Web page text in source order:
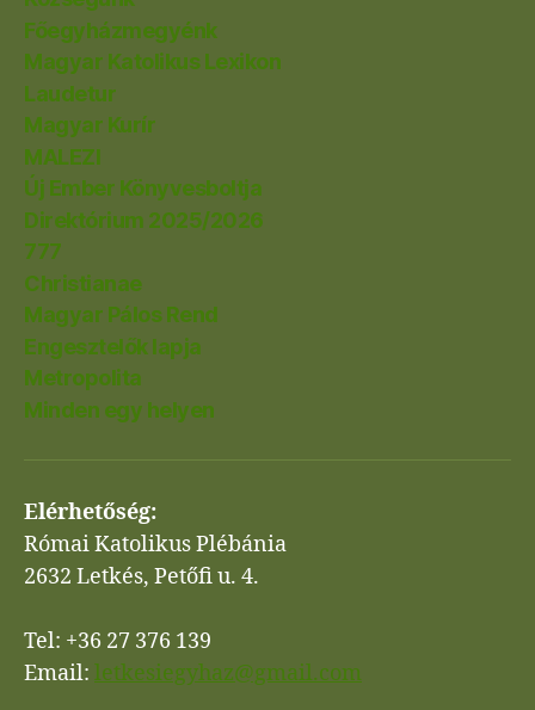
Főegyházmegyénk
Magyar Katolikus Lexikon
Laudetur
Magyar Kurír
MALEZI
Új Ember Könyvesboltja
Direktórium 2025/2026
777
Christianae
Magyar Pálos Rend
Engesztelők lapja
Metropolita
Minden egy helyen
Elérhetőség:
Római Katolikus Plébánia
2632 Letkés, Petőfi u. 4.
Tel: +36 27 376 139
Email: letkesiegyhaz@gmail.com